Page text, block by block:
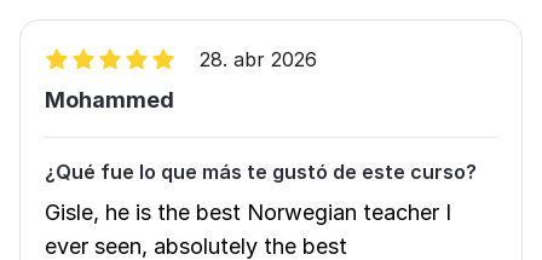
28. abr 2026
Mohammed
¿Qué fue lo que más te gustó de este curso?
Gisle, he is the best Norwegian teacher I
ever seen, absolutely the best